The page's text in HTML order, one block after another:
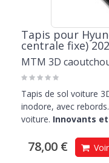
Tapis pour
centrale fixe)
MTM 3D
Tapis de sol voiture
inodore, avec
voiture. Innovants
78,00 €